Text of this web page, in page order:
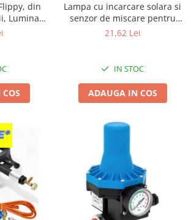
manuale
butelii de
pentru gatit
electrice
din
Lumina
cm, Alb
Lampa cu incarcare solara si
senzor de miscare pentru
exterior, 20 LED cu distanta
21,62 Lei
IN STOC
ADAUGA IN COS